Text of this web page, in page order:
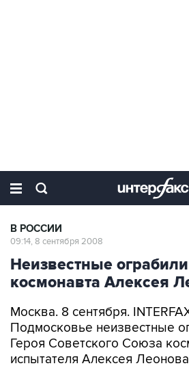
В РОССИИ
09:14, 8 сентября 2008
Неизвестные
космонавта Алексея
Москва. 8 сентября.
Подмосковье неизвестные
Героя Советского Союза
испытателя Алексея